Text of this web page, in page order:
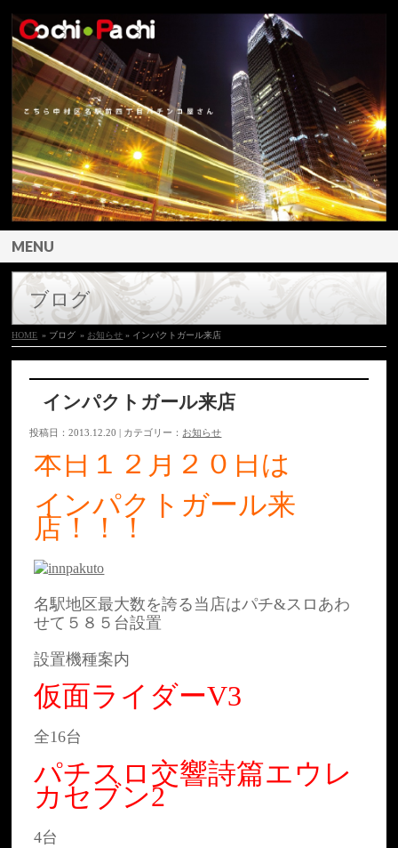
MENU
ブログ
HOME » ブログ » お知らせ » インパクトガール来店
インパクトガール来店
投稿日：2013.12.20 | カテゴリー： お知らせ
本日１２月２０日は
インパクトガール来
店！！！
名駅地区最大数を誇る当店はパチ&スロあわ
せて５８５台設置
設置機種案内
仮面ライダーV3
全16台
パチスロ交響詩篇エウレ
カセブン2
4台